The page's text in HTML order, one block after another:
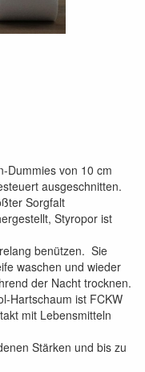
Dummies von 10 cm
ausgeschnitten.
Sorgfalt
Styropor ist
benützen. Sie
waschen und wieder
der Nacht trocknen.
Hartschaum ist FCKW
mit Lebensmitteln
Stärken und bis zu